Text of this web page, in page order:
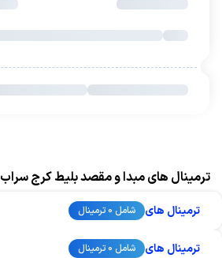
ترمینال های مبدا و مقصد بلیط کرج سراب
ترمینال های شامل 0 ترمینال
ترمینال های شامل 0 ترمینال